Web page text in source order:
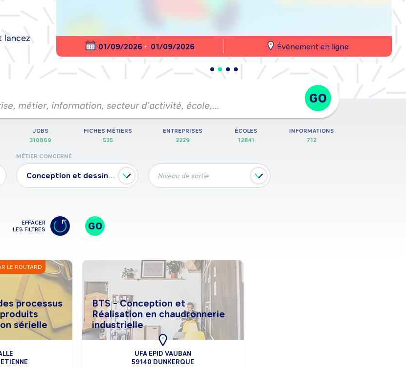
lancez
01/09/2026 • 01/09/2026 Événement en ligne
métier, information, secteur d’activité, école,… GO
JOBS
310869
FICHES MÉTIERS
535
ENTREPRISES
2229
ÉCOLES
12841
INFORMATIONS
712
EFFACER
LES FILTRES
MÉTIER CONCERNÉ
Conception et dessin produits mécaniques Niveau de sortie
GO
LE ROUTARD
processus
sérielle
BTS - Conception et
Réalisation en chaudronnerie
industrielle
UFA EPID VAUBAN
59140 DUNKERQUE